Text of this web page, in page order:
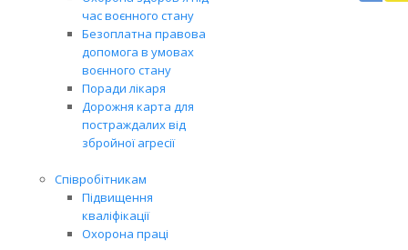
час воєнного стану
Безоплатна правова
допомога в умовах
воєнного стану
Поради лікаря
Дорожня карта для
постраждалих від
збройної агресії
Співробітникам
Підвищення
кваліфікації
Охорона праці